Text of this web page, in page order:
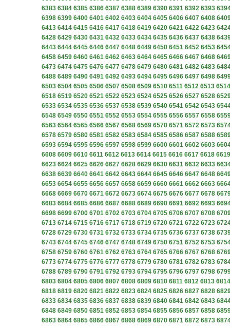
6383 6384 6385 6386 6387 6388 6389 6390 6391 6392 6393
6398 6399 6400 6401 6402 6403 6404 6405 6406 6407 6408
6413 6414 6415 6416 6417 6418 6419 6420 6421 6422 6423
6428 6429 6430 6431 6432 6433 6434 6435 6436 6437 6438
6443 6444 6445 6446 6447 6448 6449 6450 6451 6452 6453
6458 6459 6460 6461 6462 6463 6464 6465 6466 6467 6468
6473 6474 6475 6476 6477 6478 6479 6480 6481 6482 6483
6488 6489 6490 6491 6492 6493 6494 6495 6496 6497 6498
6503 6504 6505 6506 6507 6508 6509 6510 6511 6512 6513 6514
6518 6519 6520 6521 6522 6523 6524 6525 6526 6527 6528
6533 6534 6535 6536 6537 6538 6539 6540 6541 6542 6543
6548 6549 6550 6551 6552 6553 6554 6555 6556 6557 6558
6563 6564 6565 6566 6567 6568 6569 6570 6571 6572 6573
6578 6579 6580 6581 6582 6583 6584 6585 6586 6587 6588
6593 6594 6595 6596 6597 6598 6599 6600 6601 6602 6603
6608 6609 6610 6611 6612 6613 6614 6615 6616 6617 6618 6619
6623 6624 6625 6626 6627 6628 6629 6630 6631 6632 6633
6638 6639 6640 6641 6642 6643 6644 6645 6646 6647 6648
6653 6654 6655 6656 6657 6658 6659 6660 6661 6662 6663
6668 6669 6670 6671 6672 6673 6674 6675 6676 6677 6678
6683 6684 6685 6686 6687 6688 6689 6690 6691 6692 6693
6698 6699 6700 6701 6702 6703 6704 6705 6706 6707 6708
6713 6714 6715 6716 6717 6718 6719 6720 6721 6722 6723
6728 6729 6730 6731 6732 6733 6734 6735 6736 6737 6738
6743 6744 6745 6746 6747 6748 6749 6750 6751 6752 6753
6758 6759 6760 6761 6762 6763 6764 6765 6766 6767 6768
6773 6774 6775 6776 6777 6778 6779 6780 6781 6782 6783
6788 6789 6790 6791 6792 6793 6794 6795 6796 6797 6798
6803 6804 6805 6806 6807 6808 6809 6810 6811 6812 6813 6814
6818 6819 6820 6821 6822 6823 6824 6825 6826 6827 6828
6833 6834 6835 6836 6837 6838 6839 6840 6841 6842 6843
6848 6849 6850 6851 6852 6853 6854 6855 6856 6857 6858
6863 6864 6865 6866 6867 6868 6869 6870 6871 6872 6873